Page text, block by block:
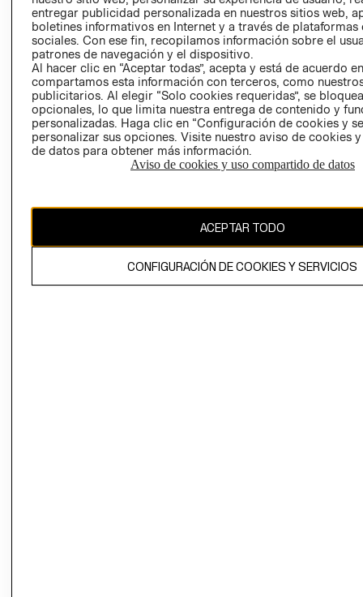
GIFT CARD
AVISO DE
COOKIES
Uruguay ($U)
El contenido de esta página web está protegido por copyright y es
propiedad de H&M Hennes & Mauritz AB.
entregar publicidad personalizada en nuestros sitios web,
boletines informativos en Internet y a través de plataformas
sociales. Con ese fin, recopilamos información sobre el
patrones de navegación y el dispositivo.
Al hacer clic en “Aceptar todas”, acepta y está de acuerdo
compartamos esta información con terceros, como
publicitarios. Al elegir “Solo cookies requeridas”, se
opcionales, lo que limita nuestra entrega de contenido y
personalizadas. Haga clic en “Configuración de cookies y
personalizar sus opciones. Visite nuestro aviso de cookies
de datos para obtener más información.
Aviso de cookies y uso compartido de datos
ACEPTAR TODO
CONFIGURACIÓN DE COOKIES Y SERVICIOS